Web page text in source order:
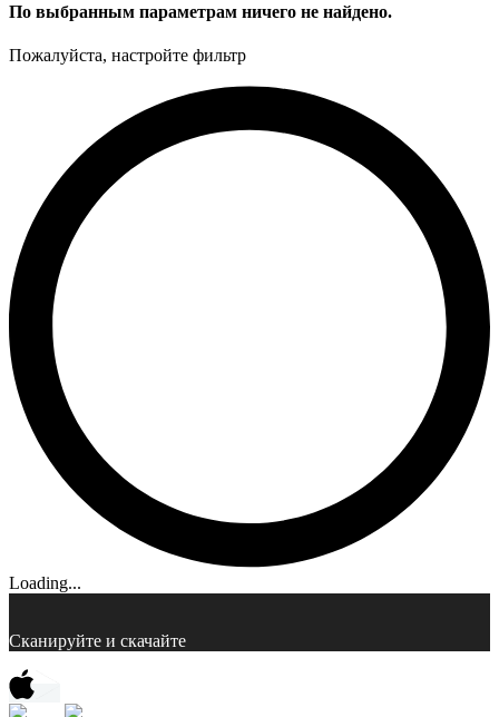
По выбранным параметрам ничего не найдено.
Пожалуйста, настройте фильтр
Loading...
Сканируйте и скачайте